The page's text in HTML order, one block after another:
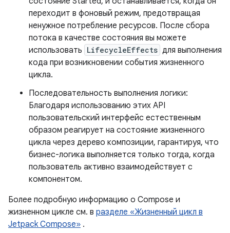
переходит в фоновый режим, предотвращая
ненужное потребление ресурсов. После сбора
потока в качестве состояния вы можете
использовать LifecycleEffects для выполнения
кода при возникновении события жизненного
цикла.
Последовательность выполнения логики:
Благодаря использованию этих API
пользовательский интерфейс естественным
образом реагирует на состояние жизненного
цикла через дерево композиции, гарантируя, что
бизнес-логика выполняется только тогда, когда
пользователь активно взаимодействует с
компонентом.
Более подробную информацию о Compose и
жизненном цикле см. в разделе «Жизненный цикл в
Jetpack Compose» .